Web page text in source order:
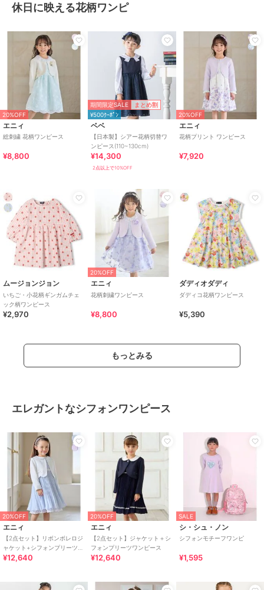
休日に映える花柄ワンピ
20%OFF
エニィ
総刺繍 花柄ワンピース
¥8,800
期間限定SALE まとめ割
¥500ｸｰﾎﾟﾝ
ベベ
【日本製】シアー花柄切替ワ
ンピース(110~130cm)
¥14,300
2点以上で10%OFF
20%OFF
エニィ
花柄プリント ワンピース
¥7,920
ムージョンジョン
いちご・小花柄ギンガムチェ
ック柄ワンピース
¥2,970
20%OFF
エニィ
花柄刺繍ワンピース
¥8,800
ダディオダディ
ダディコ花柄ワンピース
¥5,390
もっとみる
エレガントなシフォンワンピース
20%OFF
エニィ
【2点セット】リボンボレロジ
ャケット+シフォンプリーツ
ワンピース
¥12,640
20%OFF
エニィ
【2点セット】ジャケット＋シ
フォンプリーツワンピース
¥12,640
SALE
シ・シュ・ノン
シフォンモチーフワンピ
¥1,595